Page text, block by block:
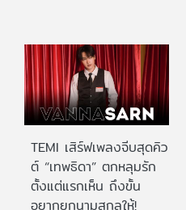
TEMI เสิร์ฟเพลงจีบสุดคิว
ต์ “เทพธิดา” ตกหลุมรัก
ตั้งแต่แรกเห็น ถึงขั้น
อยากยกนามสกุลให้!